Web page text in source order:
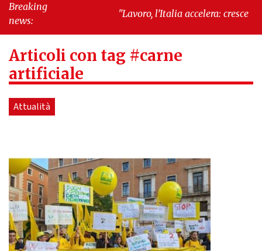
Breaking
news:
"Lavoro, l’Italia accelera: cresce
Cencelli, una figura quasi mitologica
Articoli con tag #carne
artificiale
Attualità